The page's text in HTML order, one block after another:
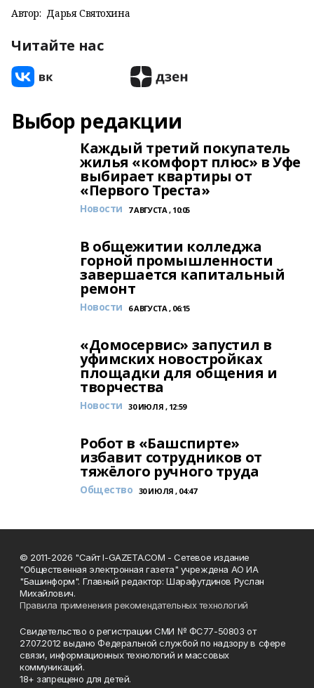
Автор: Дарья Святохина
Читайте нас
Выбор редакции
Каждый третий покупатель
жилья «комфорт плюс» в Уфе
выбирает квартиры от
«Первого Треста»
Новости 7 АВГУСТА , 10:05
В общежитии колледжа
горной промышленности
завершается капитальный
ремонт
Новости 6 АВГУСТА , 06:15
«Домосервис» запустил в
уфимских новостройках
площадки для общения и
творчества
Новости 30 ИЮЛЯ , 12:59
Робот в «Башспирте»
избавит сотрудников от
тяжёлого ручного труда
Общество 30 ИЮЛЯ , 04:47
© 2011-2026 "Сайт I-GAZETA.COM - Сетевое издание
"Общественная электронная газета" учреждена АО ИА
"Башинформ". Главный редактор: Шарафутдинов Руслан
Михайлович.
Правила применения рекомендательных технологий
Свидетельство о регистрации СМИ № ФС77-50803 от
27.07.2012 выдано Федеральной службой по надзору в сфере
связи, информационных технологий и массовых
коммуникаций.
18+ запрещено для детей.